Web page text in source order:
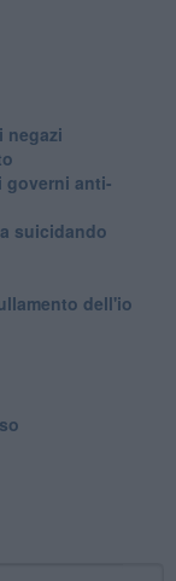
negazi
governi anti-
suicidando
dell'io